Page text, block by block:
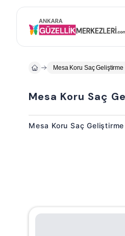
Mesa Koru Saç Geliştirme
Mesa Koru Saç
Mesa Koru Saç